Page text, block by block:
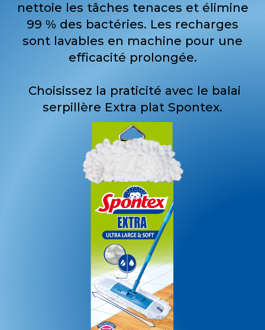
nettoie les tâches tenaces et élimine
99 % des bactéries. Les recharges
sont lavables en machine pour une
efficacité prolongée.
Choisissez la praticité avec le balai
serpillère Extra plat Spontex.